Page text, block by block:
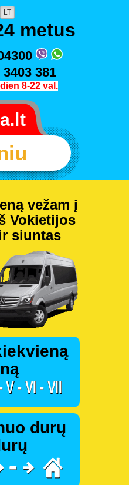
LT
metus
3403 381
8-22 val.
vežam į
Vokietijos
siuntas
durų